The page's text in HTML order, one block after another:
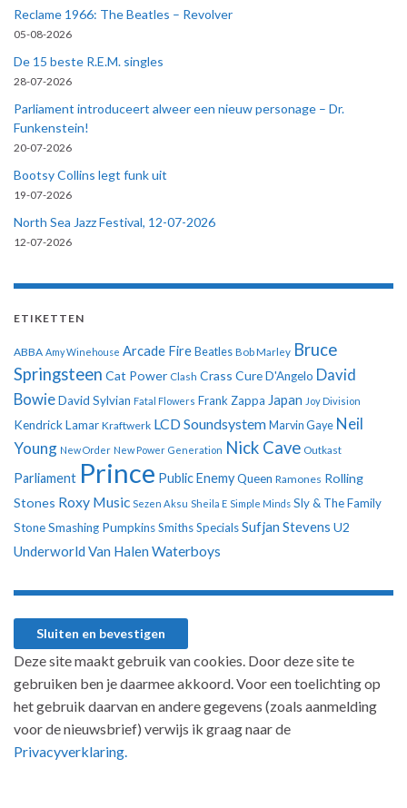
Reclame 1966: The Beatles – Revolver
05-08-2026
De 15 beste R.E.M. singles
28-07-2026
Parliament introduceert alweer een nieuw personage – Dr.
Funkenstein!
20-07-2026
Bootsy Collins legt funk uit
19-07-2026
North Sea Jazz Festival, 12-07-2026
12-07-2026
ETIKETTEN
ABBA Amy Winehouse Arcade Fire Beatles Bob Marley Bruce
Springsteen Cat Power Clash Crass CureD'Angelo David
BowieDavid Sylvian Fatal Flowers Frank Zappa Japan Joy Division
Kendrick Lamar Kraftwerk LCD Soundsystem Marvin Gaye Neil
Young New Order New Power Generation Nick Cave Outkast
Parliament Prince Public EnemyQueen Ramones Rolling
Stones Roxy Music Sezen Aksu Sheila E Simple Minds Sly & The Family
StoneSmashing PumpkinsSmithsSpecialsSufjan Stevens U2
Underworld Van Halen Waterboys
Deze site maakt gebruik van cookies. Door deze site te
gebruiken ben je daarmee akkoord. Voor een toelichting op
het gebruik daarvan en andere gegevens (zoals aanmelding
voor de nieuwsbrief) verwijs ik graag naar de
Privacyverklaring.